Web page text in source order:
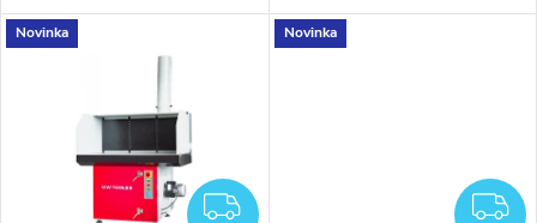
t
k
3ma průtoku 2600m3/h.
Elektrické připojení 400V.
metry aprůtoku 2600m3/h.
Elektrické připojení
Novinka
ZDARMA
Novinka